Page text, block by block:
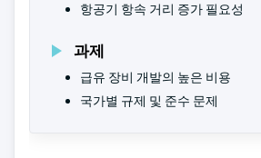
항공기 항속 거리 증가 필요성
과제
급유 장비 개발의 높은 비용
국가별 규제 및 준수 문제